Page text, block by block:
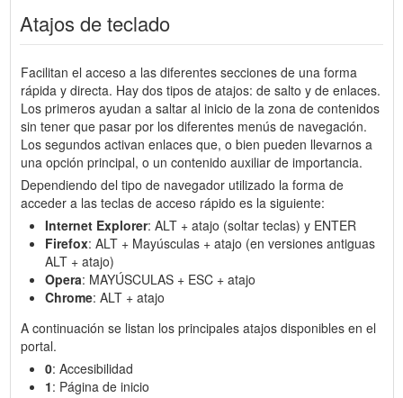
Atajos de teclado
Facilitan el acceso a las diferentes secciones de una forma
rápida y directa. Hay dos tipos de atajos: de salto y de enlaces.
Los primeros ayudan a saltar al inicio de la zona de contenidos
sin tener que pasar por los diferentes menús de navegación.
Los segundos activan enlaces que, o bien pueden llevarnos a
una opción principal, o un contenido auxiliar de importancia.
Dependiendo del tipo de navegador utilizado la forma de
acceder a las teclas de acceso rápido es la siguiente:
Internet Explorer: ALT + atajo (soltar teclas) y ENTER
Firefox: ALT + Mayúsculas + atajo (en versiones antiguas
ALT + atajo)
Opera: MAYÚSCULAS + ESC + atajo
Chrome: ALT + atajo
A continuación se listan los principales atajos disponibles en el
portal.
0: Accesibilidad
1: Página de inicio